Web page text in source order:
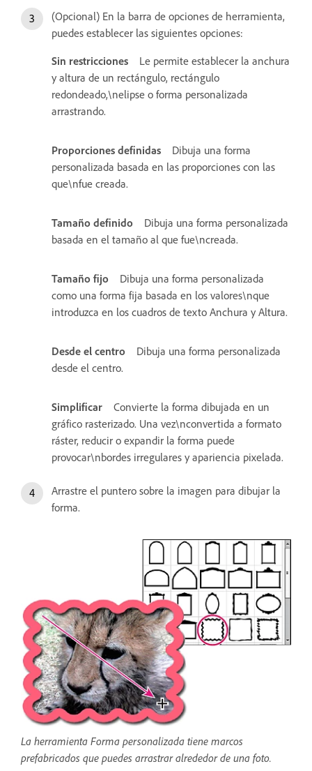
(Opcional) En la barra de opciones de herramienta,
puedes establecer las siguientes opciones:
Sin restricciones
Le permite establecer la anchura
y altura de un rectángulo, rectángulo
redondeado,\nelipse o forma personalizada
arrastrando.
Proporciones definidas
Dibuja una forma
personalizada basada en las proporciones con las
que\nfue creada.
Tamaño definido
Dibuja una forma personalizada
basada en el tamaño al que fue\ncreada.
Tamaño fijo
Dibuja una forma personalizada
como una forma fija basada en los valores\nque
introduzca en los cuadros de texto Anchura y Altura.
Desde el centro
Dibuja una forma personalizada
desde el centro.
Simplificar
Convierte la forma dibujada en un
gráfico rasterizado. Una vez\nconvertida a formato
ráster, reducir o expandir la forma puede
provocar\nbordes irregulares y apariencia pixelada.
Arrastre el puntero sobre la imagen para dibujar la
forma.
La herramienta Forma personalizada tiene marcos
prefabricados que puedes arrastrar alrededor de una foto.